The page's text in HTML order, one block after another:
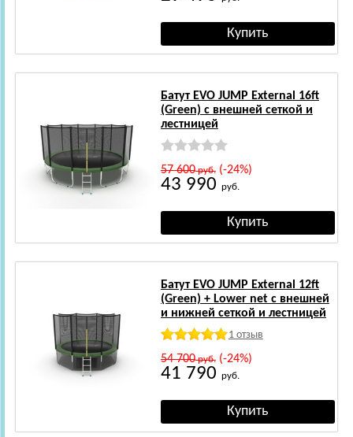
Батут EVO JUMP External 16ft
(Green) с внешней сеткой и
лестницей
57 600руб.(-24%)
43 990 руб.
Батут EVO JUMP External 12ft
(Green) + Lower net с внешней
и нижней сеткой и лестницей
1 отзыв
54 700руб.(-24%)
41 790 руб.